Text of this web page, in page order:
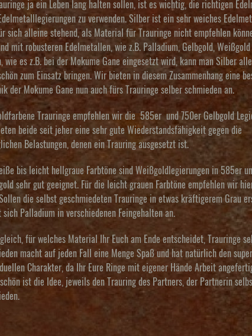
ja ein Leben lang halten sollen, ist es wichtig, die richtigen
zu verwenden. Silber ist ein sehr weiches
sich alleine stehend, als Material für Trauringe nicht empfehlen
mit robusteren Edelmetallen, wie z.B. Palladium, Gelbgold, Weißgold
wie es z.B. bei der Mokume Gane eingesetzt wird, kann man Silber
zum Einsatz bringen. Wir bieten in diesem Zusammenhang eine
der Mokume Gane nun auch fürs Trauringe selber schmieden an.
Trauringe empfehlen wir die 585er und 750er Gelbgold
beide seit jeher eine sehr gute Wiederstandsfähigkeit gegen die
Belastungen, denen ein Trauring ausgesetzt ist.
bis leicht hellgraue Farbtöne sind Weißgoldlegierungen in 585er
sehr gut geeignet. Für die leicht grauen Farbtöne empfehlen wir
die selbst geschmiedeten Trauringe in etwas kräftigerem Grau
sich Palladium in verschiedenen Feingehalten an.
für welches Material Ihr Euch am Ende entscheidet, Trauringe
macht auf jeden Fall eine Menge Spaß und hat natürlich den super
Charakter, da Ihr Eure Ringe mit eigener Hände Arbeit
ist die Idee, jeweils den Trauring des Partners, der Partnerin